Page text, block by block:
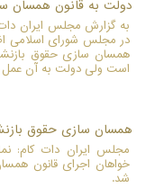
دولت به قانون همسان
به گزارش مجلس ایران دات
در مجلس شورای اسلامی
همسان سازی حقوق
است ولی دولت به آن عمل
همسان سازی حقوق
مجلس ایران دات کام:
خواهان اجرای قانون
شد.